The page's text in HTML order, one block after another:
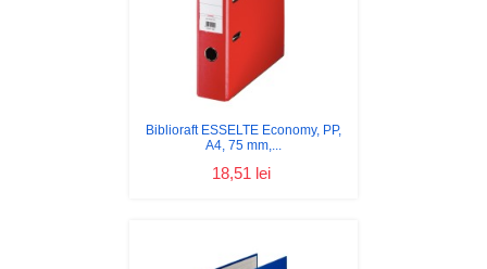
Biblioraft ESSELTE Economy, PP,
A4, 75 mm,...
18,51 lei